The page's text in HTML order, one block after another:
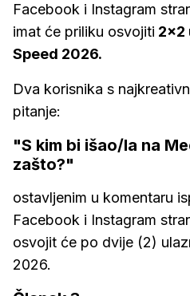
Facebook i Instagram
imat će priliku osvojiti 2x2
Speed 2026.
Dva korisnika s
pitanje:
"S kim bi išao/la na
zašto?"
ostavljenim u komentaru
Facebook i Instagram
osvojit će po dvije (2)
2026.